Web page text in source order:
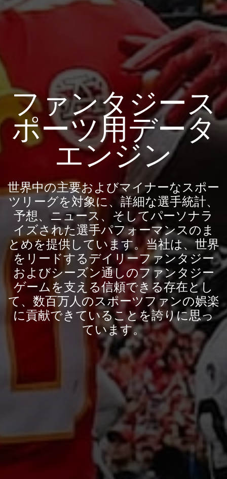
ファンタジース
ポーツ用データ
エンジン
世界中の主要およびマイナーなスポー
ツリーグを対象に、詳細な選手統計、
予想、ニュース、そしてパーソナラ
イズされた選手パフォーマンスのま
とめを提供しています。当社は、世界
をリードするデイリーファンタジー
およびシーズン通しのファンタジー
ゲームを支える信頼できる存在とし
て、数百万人のスポーツファンの娯楽
に貢献できていることを誇りに思っ
ています。